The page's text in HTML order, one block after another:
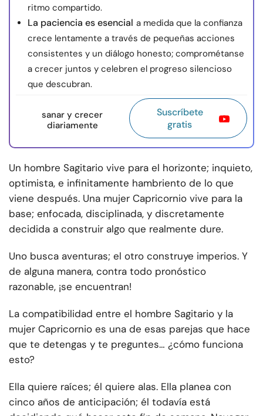
ritmo compartido.
La paciencia es esencial a medida que la confianza
crece lentamente a través de pequeñas acciones
consistentes y un diálogo honesto; comprométanse
a crecer juntos y celebren el progreso silencioso
que descubran.
sanar y crecer
diariamente
Suscríbete
gratis
Un hombre Sagitario vive para el horizonte; inquieto,
optimista, e infinitamente hambriento de lo que
viene después. Una mujer Capricornio vive para la
base; enfocada, disciplinada, y discretamente
decidida a construir algo que realmente dure.
Uno busca aventuras; el otro construye imperios. Y
de alguna manera, contra todo pronóstico
razonable, ¡se encuentran!
La compatibilidad entre el hombre Sagitario y la
mujer Capricornio es una de esas parejas que hace
que te detengas y te preguntes… ¿cómo funciona
esto?
Ella quiere raíces; él quiere alas. Ella planea con
cinco años de anticipación; él todavía está